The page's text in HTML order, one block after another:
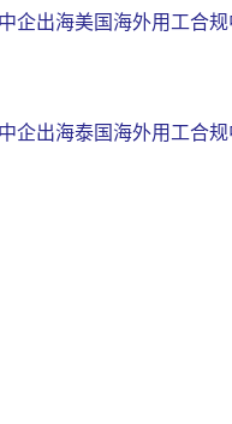
企出海美国海外用工合
企出海泰国海外用工合